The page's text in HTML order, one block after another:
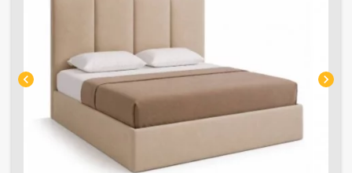
chevron_left chevron_right